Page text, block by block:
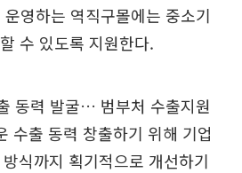
영하는 역직구몰에는 중소기
수 있도록 지원한다.
동력 발굴… 범부처 수출지원
수출 동력 창출하기 위해 기업
식까지 획기적으로 개선하기